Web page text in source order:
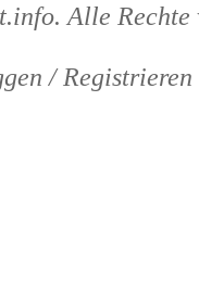
. Alle
/ Registrieren